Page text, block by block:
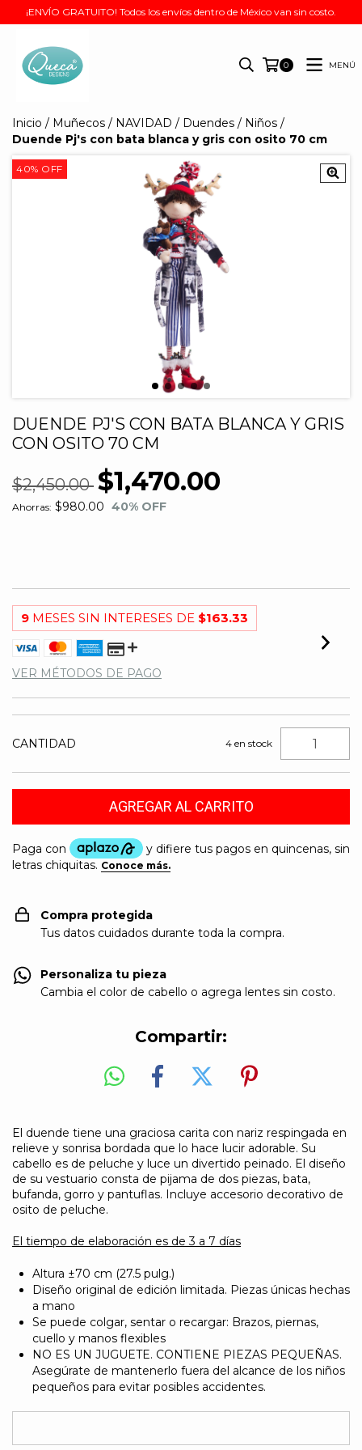
¡ENVÍO GRATUITO! Todos los envíos dentro de México van sin costo.
0 MENÚ
Inicio / Muñecos / NAVIDAD / Duendes / Niños /
Duende Pj's con bata blanca y gris con osito 70 cm
40% OFF
DUENDE PJ'S CON BATA BLANCA Y GRIS
CON OSITO 70 CM
$2,450.00 $1,470.00
Ahorras: $980.00 40% OFF
9 MESES SIN INTERESES DE $163.33
VER MÉTODOS DE PAGO
CANTIDAD 4 en stock
Compra protegida
Tus datos cuidados durante toda la compra.
Personaliza tu pieza
Cambia el color de cabello o agrega lentes sin costo.
Compartir:
El duende tiene una graciosa carita con nariz respingada en
relieve y sonrisa bordada que lo hace lucir adorable. Su
cabello es de peluche y luce un divertido peinado. El diseño
de su vestuario consta de pijama de dos piezas, bata,
bufanda, gorro y pantuflas. Incluye accesorio decorativo de
osito de peluche.
El tiempo de elaboración es de 3 a 7 días
Altura ±70 cm (27.5 pulg.)
Diseño original de edición limitada. Piezas únicas hechas
a mano
Se puede colgar, sentar o recargar: Brazos, piernas,
cuello y manos flexibles
NO ES UN JUGUETE. CONTIENE PIEZAS PEQUEÑAS.
Asegúrate de mantenerlo fuera del alcance de los niños
pequeños para evitar posibles accidentes.